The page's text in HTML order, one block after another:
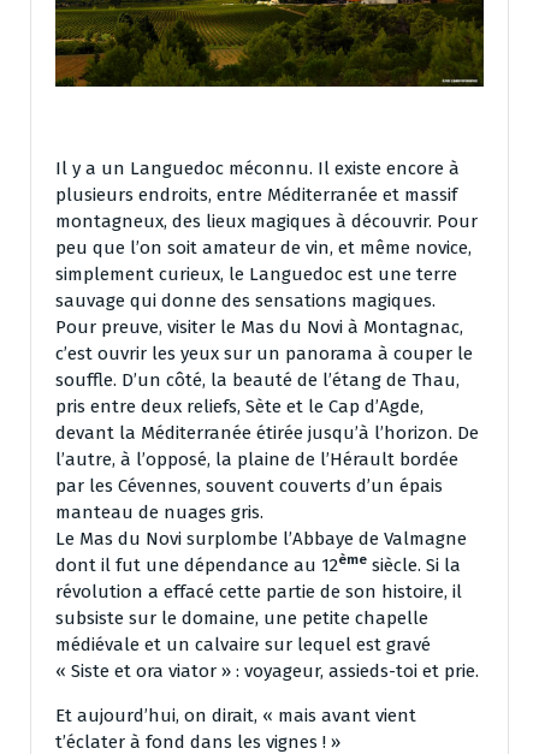
Il y a un Languedoc méconnu. Il existe encore à
plusieurs endroits, entre Méditerranée et massif
montagneux, des lieux magiques à découvrir. Pour
peu que l’on soit amateur de vin, et même novice,
simplement curieux, le Languedoc est une terre
sauvage qui donne des sensations magiques.
Pour preuve, visiter le Mas du Novi à Montagnac,
c’est ouvrir les yeux sur un panorama à couper le
souffle. D’un côté, la beauté de l’étang de Thau,
pris entre deux reliefs, Sète et le Cap d’Agde,
devant la Méditerranée étirée jusqu’à l’horizon. De
l’autre, à l’opposé, la plaine de l’Hérault bordée
par les Cévennes, souvent couverts d’un épais
manteau de nuages gris.
Le Mas du Novi surplombe l’Abbaye de Valmagne
dont il fut une dépendance au 12ème siècle. Si la
révolution a effacé cette partie de son histoire, il
subsiste sur le domaine, une petite chapelle
médiévale et un calvaire sur lequel est gravé
« Siste et ora viator » : voyageur, assieds-toi et prie.
Et aujourd’hui, on dirait, « mais avant vient
t’éclater à fond dans les vignes ! »